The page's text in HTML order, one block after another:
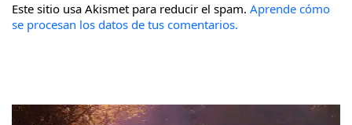
Este sitio usa Akismet para reducir el spam. Aprende cómo
se procesan los datos de tus comentarios.